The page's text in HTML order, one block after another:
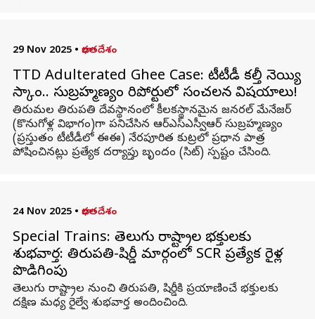
29 Nov 2025 • భారతదేశం
TTD Adulterated Ghee Case: టీటీడీ కల్తీ నెయ్యి
స్కాం.. సుబ్రహ్మణ్యం రిపోర్టులో సంచలన విషయాలు!
తిరుమల తిరుపతి దేవస్థానంలో కీలకస్థానమైన జనరల్ మేనేజర్
(కొనుగోళ్ల విభాగం)గా పనిచేసిన ఆర్ఎస్ఎస్వీఆర్ సుబ్రహ్మణ్యం
(ప్రస్తుతం టీటీడీలో ఈఈ) నేరపూరిత కుట్రలో ప్రధాన పాత్ర
పోషించినట్లు ప్రత్యేక దర్యాప్తు బృందం (సిట్) స్పష్టం చేసింది.
24 Nov 2025 • భారతదేశం
Special Trains: తెలుగు రాష్ట్రాల భక్తులకు
శుభవార్త: తిరుపతి-షిర్డీ మార్గంలో SCR ప్రత్యేక రైళ్ల
పొడిగింపు
తెలుగు రాష్ట్రాల నుంచి తిరుపతి, షిర్డీకి ప్రయాణించే భక్తులకు
దక్షిణ మధ్య రైల్వే శుభవార్త అందించింది.